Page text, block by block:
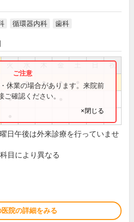
循環器内科 歯科
祝
● ● ● ●
● ●
休業の場合があります。来院前
ご確認ください。
×閉じる
日午後は外来診療を行っていませ
目により異なる
医院の詳細をみる